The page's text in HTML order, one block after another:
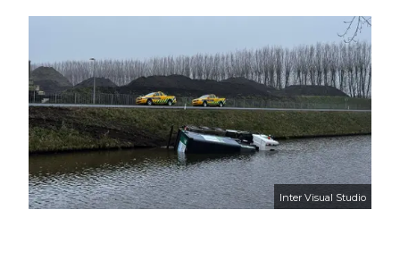
Inter Visual Studio